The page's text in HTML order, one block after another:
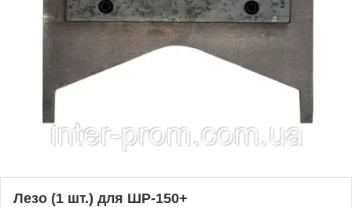
Лезо (1 шт.) для ШР-150+